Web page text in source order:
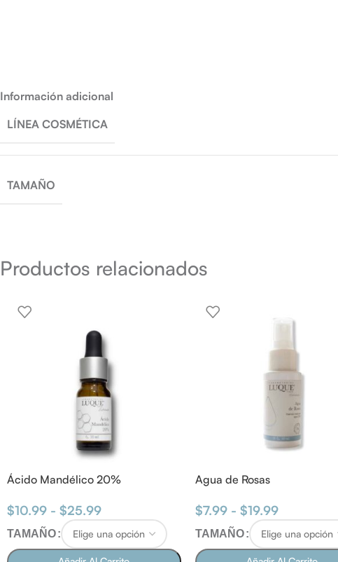
Información adicional
LÍNEA COSMÉTICA
TAMAÑO
Productos relacionados
Ácido Mandélico 20%
$10.99 - $25.99
TAMAÑO
Agua de Rosas
$7.99 - $19.99
TAMAÑO